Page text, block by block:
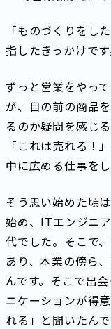
「ものづくりをし
指したきっかけです
ずっと営業をやっ
が、目の前の商品
るのか疑問を感じ
「これは売れる！
中に広める仕事を
そう思い始めた頃
始め、ITエンジニ
代でした。そこで
あり、本業の傍ら
んです。そこで出
ニケーションが得
れる」と聞いたんで